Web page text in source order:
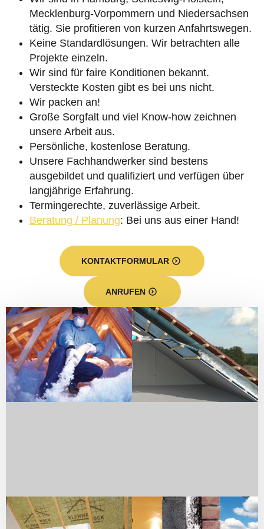
Mecklenburg-Vorpommern und Niedersachsen
tätig. Sie profitieren von kurzen Anfahrtswegen.
Keine Standardlösungen. Wir betrachten alle
Projekte einzeln.
Wir sind für faire Konditionen bekannt.
Versteckte Kosten gibt es bei uns nicht.
Wir packen an!
Große Sorgfalt und viel Know-how zeichnen
unsere Arbeit aus.
Persönliche, kostenlose Beratung.
Unsere Fachhandwerker sind bestens
ausgebildet und qualifiziert und verfügen über
langjährige Erfahrung.
Termingerechte, zuverlässige Arbeit.
Beratung / Planung: Bei uns aus einer Hand!
KONTAKTFORMULAR
ANRUFEN